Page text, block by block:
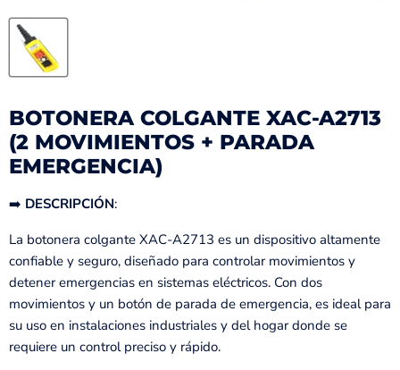
BOTONERA COLGANTE XAC-A2713
(2 MOVIMIENTOS + PARADA
EMERGENCIA)
➡️ DESCRIPCIÓN:
La botonera colgante XAC-A2713 es un dispositivo altamente
confiable y seguro, diseñado para controlar movimientos y
detener emergencias en sistemas eléctricos. Con dos
movimientos y un botón de parada de emergencia, es ideal para
su uso en instalaciones industriales y del hogar donde se
requiere un control preciso y rápido.